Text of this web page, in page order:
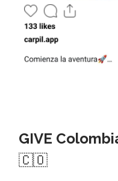
GIVE
🇨🇴